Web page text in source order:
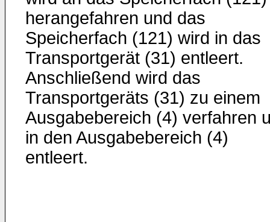
herangefahren und das
Speicherfach (121) wird in das
Transportgerät (31) entleert.
Anschließend wird das
Transportgeräts (31) zu einem
Ausgabebereich (4) verfahren
in den Ausgabebereich (4)
entleert.